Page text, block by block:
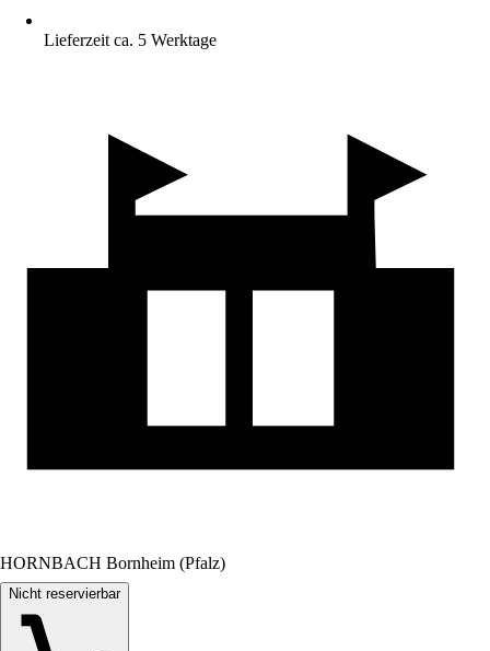
Lieferzeit ca. 5 Werktage
HORNBACH Bornheim (Pfalz)
Nicht reservierbar